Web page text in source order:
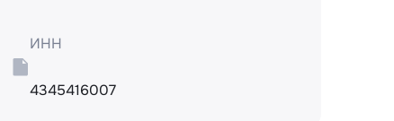
ИНН
4345416007